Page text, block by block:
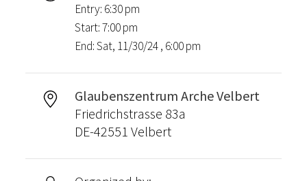
Entry: 6:30 pm
Start: 7:00 pm
End: Sat, 11/30/24 , 6:00 pm
Glaubenszentrum Arche Velbert
Friedrichstrasse 83a
DE-42551 Velbert